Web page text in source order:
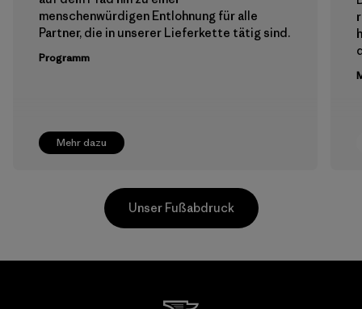
Mehr dazu
menschenwürdigen Entlohnung für alle
Partner, die in unserer Lieferkette tätig sind.
Programm
Unser Fußabdruck